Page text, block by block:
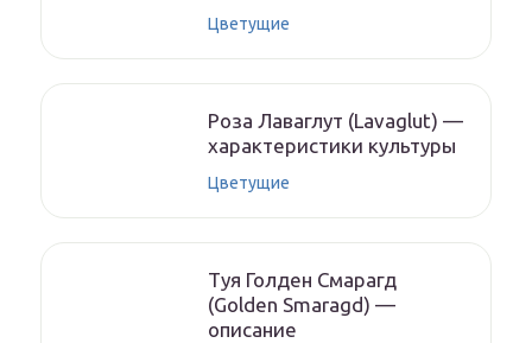
Цветущие
Роза Лаваглут (Lavaglut) —
характеристики культуры
Цветущие
Туя Голден Смарагд
(Golden Smaragd) —
описание